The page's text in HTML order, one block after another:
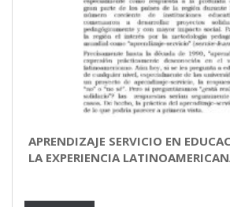
APRENDIZAJE SERVICIO EN
LA EXPERIENCIA